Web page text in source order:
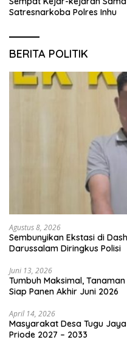
Satresnarkoba Polres Inhu
BERITA POLITIK
Agustus 8, 2026
Sembunyikan Ekstasi di
Darussalam Diringkus Polisi
Juni 13, 2026
Tumbuh Maksimal,
Siap Panen Akhir Juni 2026
April 14, 2026
Masyarakat Desa Tugu
Priode 2027 – 2033